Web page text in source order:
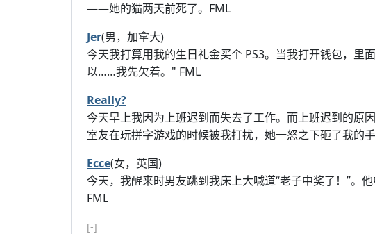
——她的猫两天前死了。FML
Jer(男，加拿大)
今天我打算用我的生日礼金买个 PS3。当我打开钱包，里
以……我先欠着。" FML
Really?
今天早上我因为上班迟到而失去了工作。而上班迟到的原
室友在玩拼字游戏的时候被我打扰，她一怒之下砸了我的
Ecce(女，英国)
今天，我醒来时男友跳到我床上大喊道“老子中奖了！”。
FML
[-]